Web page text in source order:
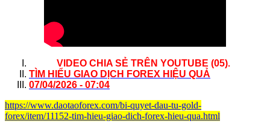
VIDEO CHIA SẺ TRÊN YOUTUBE (05).
TÌM HIỂU GIAO DỊCH FOREX HIỆU QUẢ
07/04/2026 - 07:04
https://www.daotaoforex.com/bi-quyet-dau-tu-gold-
forex/item/11152-tim-hieu-giao-dich-forex-hieu-qua.html